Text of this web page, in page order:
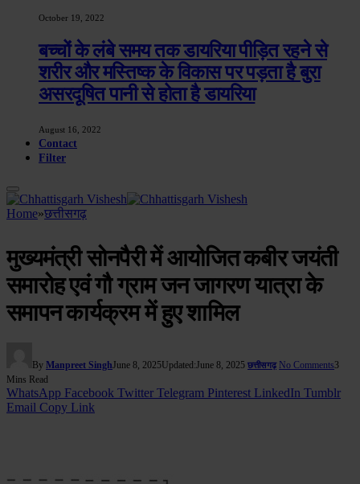
October 19, 2022
बच्चों के लंबे समय तक डायरिया पीड़ित रहने से
शरीर और मस्तिष्क के विकास पर पड़ता है बुरा
असरदूषित पानी से होता है डायरिया
August 16, 2022
Contact
Filter
Home»छत्तीसगढ़
मुख्यमंत्री सोनपैरी में आयोजित कबीर जयंती
समारोह एवं गौ ग्राम जन जागरण यात्रा के
समापन कार्यक्रम में हुए शामिल
By Manpreet SinghJune 8, 2025Updated:June 8, 2025 छत्तीसगढ़ No Comments3
Mins Read
WhatsApp Facebook Twitter Telegram Pinterest LinkedIn Tumblr
Email Copy Link